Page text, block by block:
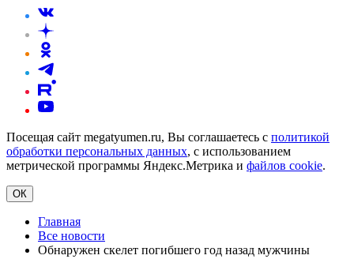
Посещая сайт megatyumen.ru, Вы соглашаетесь с политикой
обработки персональных данных, с использованием
метрической программы Яндекс.Метрика и файлов cookie.
ОК
Главная
Все новости
Обнаружен скелет погибшего год назад мужчины